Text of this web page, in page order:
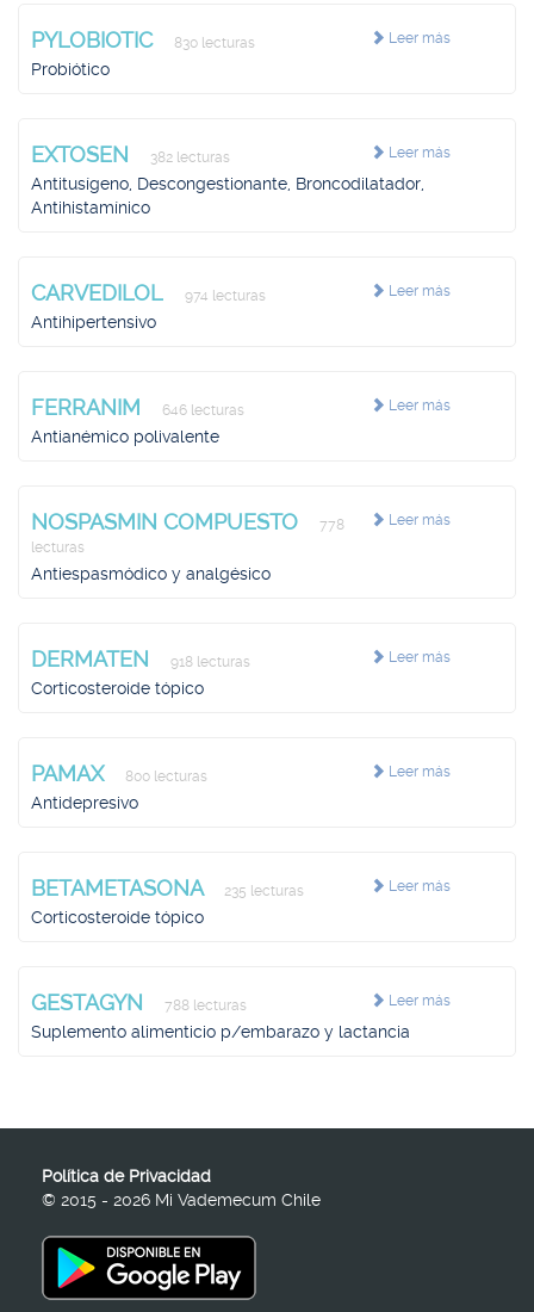
Leer más
PYLOBIOTIC 830 lecturas
Probiótico
Leer más
EXTOSEN 382 lecturas
Antitusígeno, Descongestionante, Broncodilatador,
Antihistamínico
Leer más
CARVEDILOL 974 lecturas
Antihipertensivo
Leer más
FERRANIM 646 lecturas
Antianémico polivalente
Leer más
NOSPASMIN COMPUESTO
778
lecturas
Antiespasmódico y analgésico
Leer más
DERMATEN 918 lecturas
Corticosteroide tópico
Leer más
PAMAX 800 lecturas
Antidepresivo
Leer más
BETAMETASONA 235 lecturas
Corticosteroide tópico
Leer más
GESTAGYN 788 lecturas
Suplemento alimenticio p/embarazo y lactancia
Política de Privacidad
© 2015 - 2026 Mi Vademecum Chile